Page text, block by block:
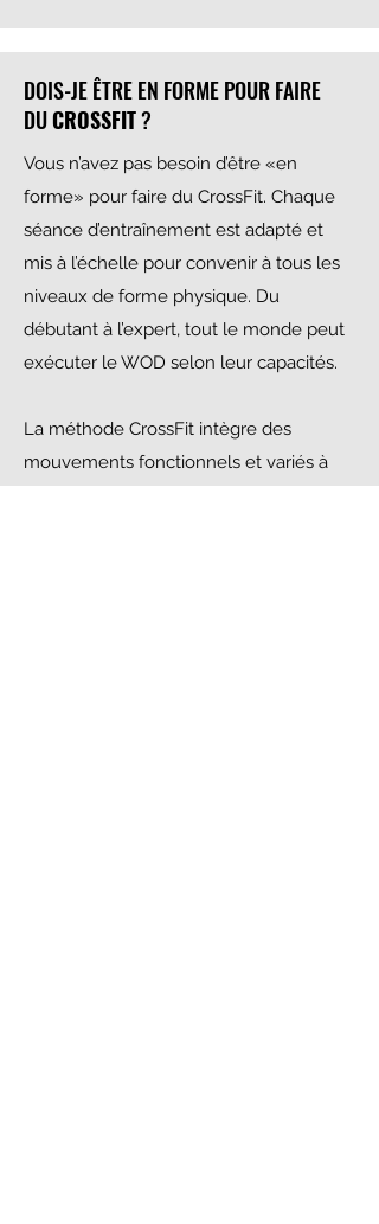
DOIS-JE ÊTRE EN FORME POUR FAIRE
DUCROSSFIT?
Vous n’avez pas besoin d’être «en
forme» pour faire du CrossFit. Chaque
séance d’entraînement est adapté et
mis à l’échelle pour convenir à tous les
niveaux de forme physique. Du
débutant à l’expert, tout le monde peut
exécuter le WOD selon leur capacités.
La méthode CrossFit intègre des
mouvements fonctionnels et variés à